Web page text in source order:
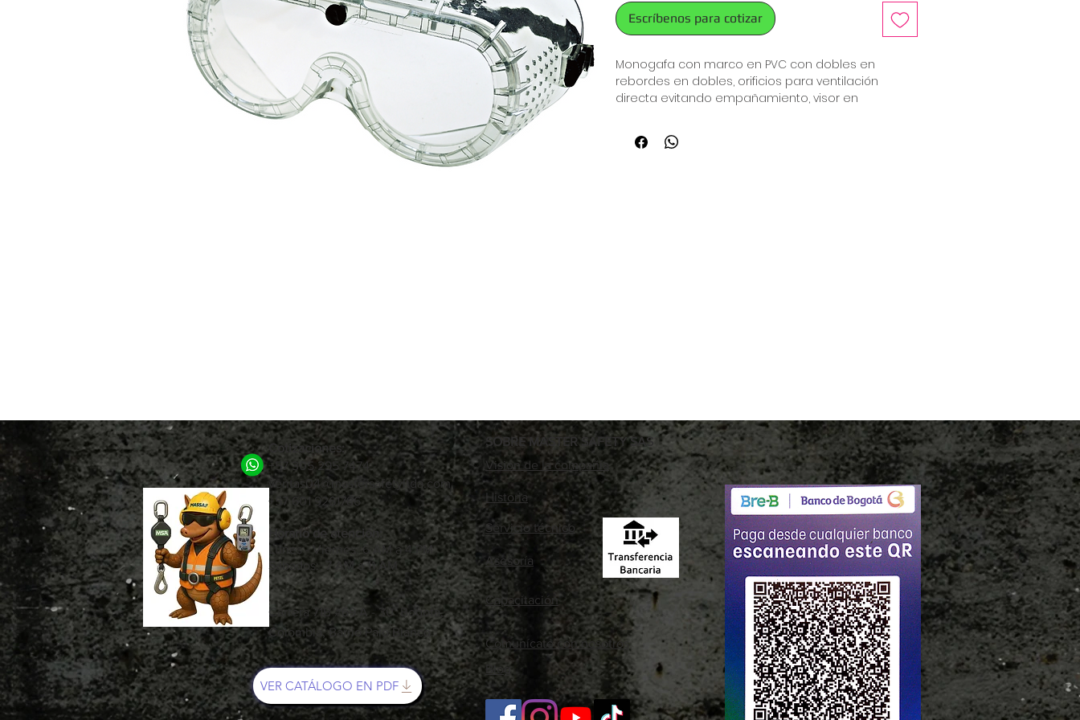
Escríbenos para cotizar
Monogafa con marco en PVC con dobles en
rebordes en dobles, orificios para ventilación
directa evitando empañamiento, visor en
banda de caucho ajustable. Certificación: CE EN 166
y 1731, marca Horman
Cotizaciones:
+57 305 295 7474
ventas04@mastersafetyltda.com
+57 601 9261786
SOBRE MASTER SAFETY SAS
Visión de la compañía
Historia
Horario de atención:
Lunes - Viernes: 6 AM a 4 PM
Sábados: 7 AM a 11 AM
Servicio técnico
Asesoría
Carrera 71B #69 A - 30 Bogotá,
Colombia, Barrio Palo Blanco
Capacitación
Comunícate con nosotros
VER CATÁLOGO EN PDF
Blog